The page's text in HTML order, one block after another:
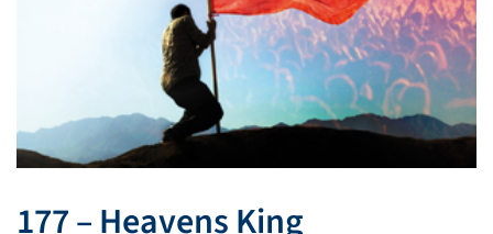
177 – Heavens King